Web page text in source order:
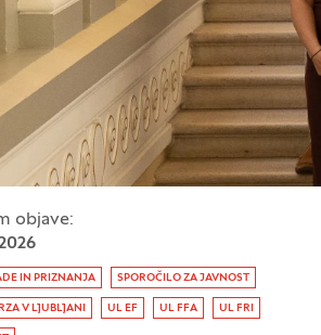
objave:
IN PRIZNANJA SPOROČILO ZA JAVNOST
V LJUBLJANI UL EF UL FFA UL FRI